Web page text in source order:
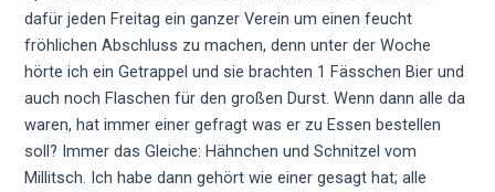
dafür jeden Freitag ein ganzer Verein um einen feucht
fröhlichen Abschluss zu machen, denn unter der Woche
hörte ich ein Getrappel und sie brachten 1 Fässchen Bier und
auch noch Flaschen für den großen Durst. Wenn dann alle da
waren, hat immer einer gefragt was er zu Essen bestellen
soll? Immer das Gleiche: Hähnchen und Schnitzel vom
Millitsch. Ich habe dann gehört wie einer gesagt hat; alle